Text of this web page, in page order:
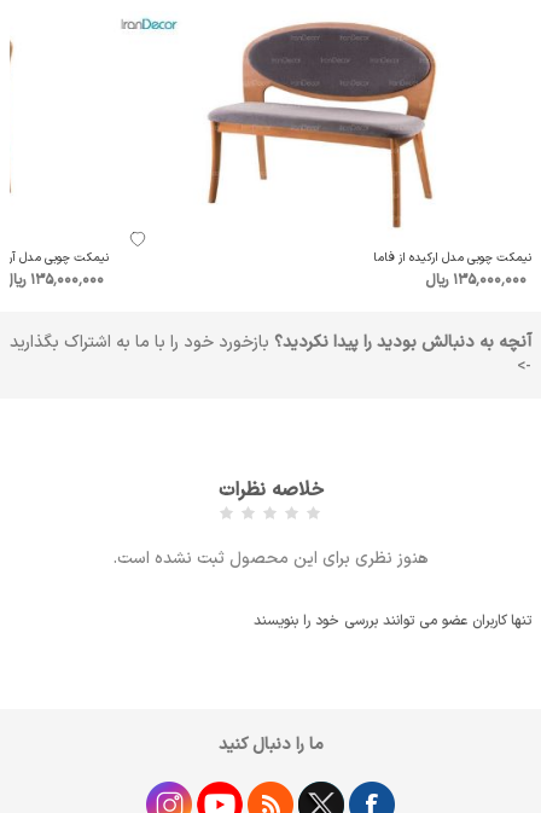
نیمکت چوبی مدل ارکیده از فاما
135٬000٬000 ریال
نیمکت چوبی مدل آریز
135٬000٬000 ریال
آنچه به دنبالش بودید را پیدا نکردید؟ بازخورد خود را با ما به اشتراک بگذارید
->
خلاصه نظرات
هنوز نظری برای این محصول ثبت نشده است.
تنها کاربران عضو می توانند بررسی خود را بنویسند
ما را دنبال کنید